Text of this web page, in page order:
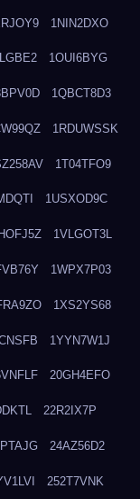
1NIN2DXO
1OUI6BYG
1QBCT8D3
1RDUWSSK
1T04TFO9
1USXOD9C
1VLGOT3L
1WPX7P03
1XS2YS68
1YYN7W1J
20GH4EFO
22R2IX7P
24AZ56D2
252T7VNK